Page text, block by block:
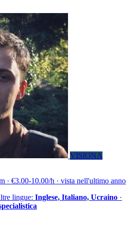
VISIONA
· €3.00-10.00/h · vista nell'ultimo anno
lingue: Inglese, Italiano, Ucraino ·